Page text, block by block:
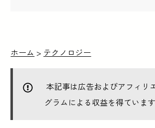
ホーム > テクノロジー
本記事は広告およびアフィリ
グラムによる収益を得ています